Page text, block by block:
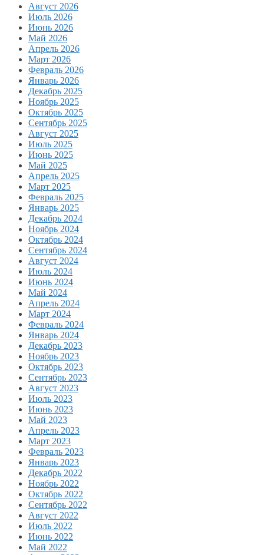
Август 2026
Июль 2026
Июнь 2026
Май 2026
Апрель 2026
Март 2026
Февраль 2026
Январь 2026
Декабрь 2025
Ноябрь 2025
Октябрь 2025
Сентябрь 2025
Август 2025
Июль 2025
Июнь 2025
Май 2025
Апрель 2025
Март 2025
Февраль 2025
Январь 2025
Декабрь 2024
Ноябрь 2024
Октябрь 2024
Сентябрь 2024
Август 2024
Июль 2024
Июнь 2024
Май 2024
Апрель 2024
Март 2024
Февраль 2024
Январь 2024
Декабрь 2023
Ноябрь 2023
Октябрь 2023
Сентябрь 2023
Август 2023
Июль 2023
Июнь 2023
Май 2023
Апрель 2023
Март 2023
Февраль 2023
Январь 2023
Декабрь 2022
Ноябрь 2022
Октябрь 2022
Сентябрь 2022
Август 2022
Июль 2022
Июнь 2022
Май 2022